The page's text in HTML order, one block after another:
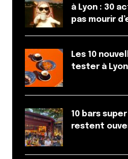
à Lyon : 30
pas mourir
Les 10
tester à
10 bars
restent